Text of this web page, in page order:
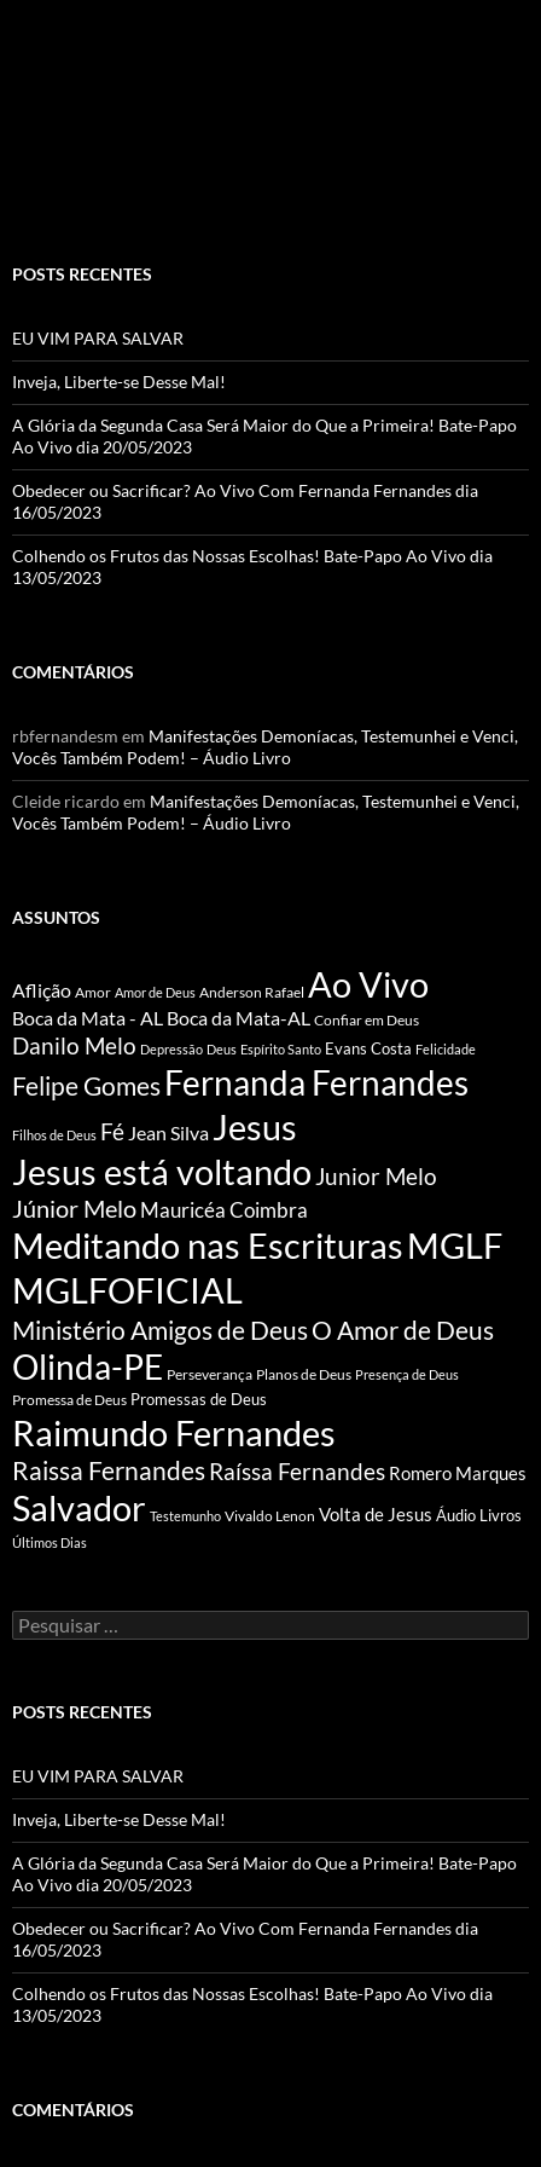
el
POSTS RECENTES
EU VIM PARA SALVAR
Inveja, Liberte-se Desse Mal!
A Glória da Segunda Casa Será Maior do Que a Primeira! Bate-Papo
Ao Vivo dia 20/05/2023
Obedecer ou Sacrificar? Ao Vivo Com Fernanda Fernandes dia
16/05/2023
Colhendo os Frutos das Nossas Escolhas! Bate-Papo Ao Vivo dia
13/05/2023
COMENTÁRIOS
rbfernandesm em Manifestações Demoníacas, Testemunhei e Venci,
Vocês Também Podem! – Áudio Livro
Cleide ricardoem Manifestações Demoníacas, Testemunhei e Venci,
Vocês Também Podem! – Áudio Livro
ASSUNTOS
Aflição Amor Amor de Deus Anderson Rafael Ao Vivo
Boca da Mata - AL Boca da Mata-AL Confiar em Deus
Danilo Melo Depressão Deus Espírito Santo Evans Costa Felicidade
Felipe Gomes Fernanda Fernandes
Filhos de Deus Fé Jean Silva Jesus
Jesus está voltando Junior Melo
Júnior Melo Mauricéa Coimbra
Meditando nas EscriturasMGLF
MGLFOFICIAL
Ministério Amigos de DeusO Amor de Deus
Olinda-PE Perseverança Planos de Deus Presença de Deus
Promessa de Deus Promessas de Deus
Raimundo Fernandes
Raissa FernandesRaíssa Fernandes Romero Marques
Salvador Testemunho Vivaldo Lenon Volta de Jesus Áudio Livros
Últimos Dias
Pesquisar
por:
POSTS RECENTES
EU VIM PARA SALVAR
Inveja, Liberte-se Desse Mal!
A Glória da Segunda Casa Será Maior do Que a Primeira! Bate-Papo
Ao Vivo dia 20/05/2023
Obedecer ou Sacrificar? Ao Vivo Com Fernanda Fernandes dia
16/05/2023
Colhendo os Frutos das Nossas Escolhas! Bate-Papo Ao Vivo dia
13/05/2023
COMENTÁRIOS